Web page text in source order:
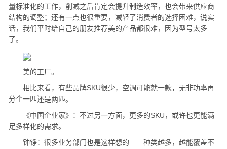
量标准化的工作，削减之后肯定会提升制造效率，也会带来供应商
结构的调整；还有一点也很重要，减轻了消费者的选择困难，说实
话，我们平时给自己的朋友推荐美的产品都很难，因为型号太多
了。
美的工厂。
相比来看，有些品牌SKU很少，空调可能就一款，无非功率再
分个一匹还是两匹。
《中国企业家》：不过另一方面，更多的SKU，或许也更能满
足多样化的需求。
钟铮：很多业务部门也是这样想的——种类越多，越能覆盖不